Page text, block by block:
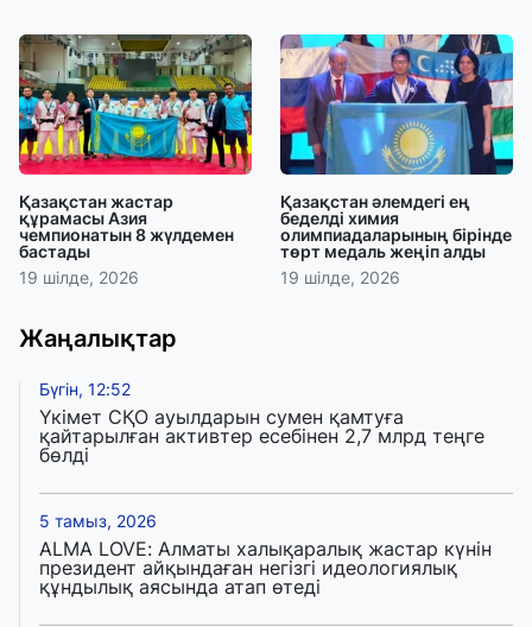
Қазақстан жастар
құрамасы Азия
чемпионатын 8 жүлдемен
бастады
19 шілде, 2026
Қазақстан әлемдегі ең
беделді химия
олимпиадаларының бірінде
төрт медаль жеңіп алды
19 шілде, 2026
Жаңалықтар
Бүгін, 12:52
Үкімет СҚО ауылдарын сумен қамтуға
қайтарылған активтер есебінен 2,7 млрд теңге
бөлді
5 тамыз, 2026
ALMA LOVE: Алматы халықаралық жастар күнін
президент айқындаған негізгі идеологиялық
құндылық аясында атап өтеді